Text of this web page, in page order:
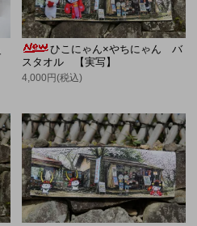
ひこにゃん×やちにゃん バ
スタオル 【実写】
4,000円(税込)